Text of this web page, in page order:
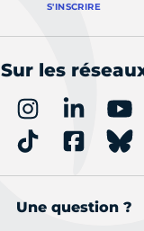
S'INSCRIRE
Sur les
Une question ?